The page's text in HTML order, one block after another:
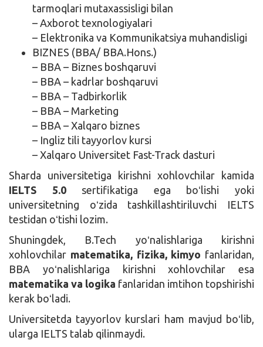
tarmoqlari mutaxassisligi bilan
– Axborot texnologiyalari
– Elektronika va Kommunikatsiya muhandisligi
BIZNES (BBA/ BBA.Hons.)
– BBA – Biznes boshqaruvi
– BBA – kadrlar boshqaruvi
– BBA – Tadbirkorlik
– BBA – Marketing
– BBA – Xalqaro biznes
– Ingliz tili tayyorlov kursi
– Xalqaro Universitet Fast-Track dasturi
Sharda universitetiga kirishni xohlovchilar kamida
IELTS 5.0sertifikatiga ega boʻlishi yoki
universitetning oʻzida tashkillashtiriluvchi IELTS
testidan oʻtishi lozim.
Shuningdek, B.Tech yoʻnalishlariga kirishni
xohlovchilar matematika, fizika, kimyo fanlaridan,
BBA yoʻnalishlariga kirishni xohlovchilar esa
matematika va logika fanlaridan imtihon topshirishi
kerak boʻladi.
Universitetda tayyorlov kurslari ham mavjud boʻlib,
ularga IELTS talab qilinmaydi.